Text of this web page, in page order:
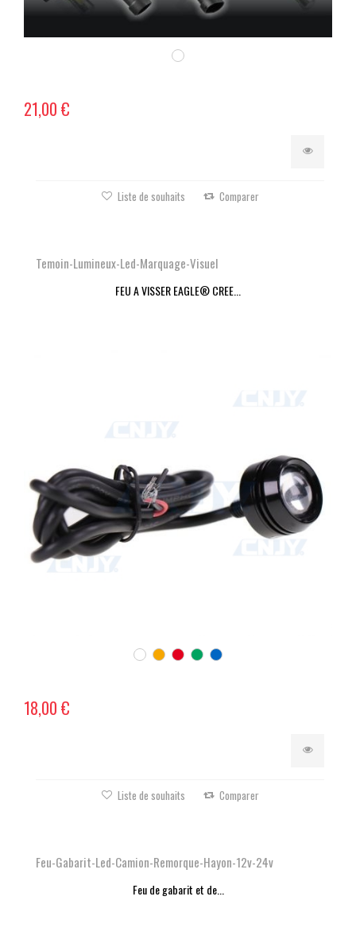
21,00 €
Liste de souhaits Comparer
Temoin-Lumineux-Led-Marquage-Visuel
FEU A VISSER EAGLE® CREE...
18,00 €
Liste de souhaits Comparer
Feu-Gabarit-Led-Camion-Remorque-Hayon-12v-24v
Feu de gabarit et de...